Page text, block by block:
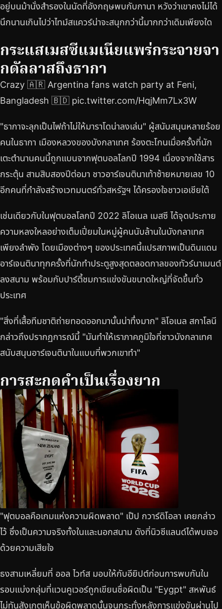
อยู่บนม้านั่งสำรองในนัดที่อังกฤษพบกับกานา หวังว่าเขาคงไม่ได้
นึกนานเกินไปว่าไทม์สแควร์น่าจะสนุกกว่านี้มากกว่าเดิมเพียงใด
กระแสเมสซีแมเนียแพร่กระจายจา
กดัลลาสถึงธากา
Crazy 🇦🇷 Argentina fans watch party at Feni,
Bangladesh 🇧🇩 pic.twitter.com/HqjMm7Lx3W
"ธากาจะลุกเป็นไฟถ้าไม่ให้มาราโดน่าลงเล่น" ผู้สนับสนุนหลายร้อย
คนในธากา เมืองหลวงของบังกลาเทศ ร้องตะโกนเมื่อครั้งที่นัก
เตะตำนานคนนี้ถูกแบนจากฟุตบอลโลกปี 1994 เนื่องจากใช้สาร
กระตุ้น สามสิบสองปีต่อมา ชาวอาร์เจนตินาเท้าซ้ายหมายเลข 10
อีกคนที่กำลังสร้างเวทมนตร์ทั่วสหรัฐฯ ได้ครองใจชาวเอเชียใต้
เช่นเดียวกับในฟุตบอลโลกปี 2022 ลิโอเนล เมสซี ได้จุดประกาย
ความหลงใหลอย่างเต็มเปี่ยมในหมู่ผู้คนนับล้านในบังกลาเทศ
เพียงลำพัง โดยเมืองต่างๆ ของประเทศนี้แปรสภาพเป็นดินแดน
อาร์เจนตินาทุกครั้งที่นักทำประตูสูงสุดตลอดกาลของทัวร์นาเมนต์
ลงสนาม พร้อมกับปาร์ตี้ชมการแข่งขันขนาดใหญ่ที่จัดขึ้นทั่ว
ประเทศ
"สิ่งที่เสื้อทีมชาติถ่ายทอดออกมานั้นน่าทึ่งมาก" ลิโอเนล สกาโลนี
กล่าวถึงปรากฏการณ์นี้ "มันทำให้เราภาคภูมิใจที่ชาวบังกลาเทศ
สนับสนุนอาร์เจนตินาในแบบที่พวกเขาทำ"
การสะกดคำเป็นเรื่องยาก
"ฟุตบอลคือเกมแห่งความผิดพลาด" เป๊ป กวาร์ดิโอลา เคยกล่าว
ไว้ ซึ่งเป็นความจริงทั้งในและนอกสนาม ดังที่นิวซีแลนด์ได้พบเจอ
ด้วยความเสียใจ
ธงสามเหลี่ยมที่ ออล ไวท์ส มอบให้กับอียิปต์ก่อนการพบกันใน
รอบแบ่งกลุ่มที่แวนคูเวอร์ถูกเขียนชื่อผิดเป็น "Eygpt" สหพันธ์
ไม่ทันสังเกตเห็นข้อผิดพลาดนั้นจนกระทั่งหลังการแข่งขันผ่านไป